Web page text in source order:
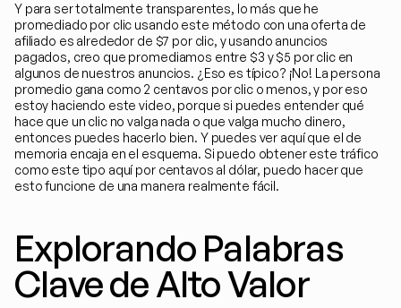
Y para ser totalmente transparentes, lo más que he
promediado por clic usando este método con una oferta de
afiliado es alrededor de $7 por clic, y usando anuncios
pagados, creo que promediamos entre $3 y $5 por clic en
algunos de nuestros anuncios. ¿Eso es típico? ¡No! La persona
promedio gana como 2 centavos por clic o menos, y por eso
estoy haciendo este video, porque si puedes entender qué
hace que un clic no valga nada o que valga mucho dinero,
entonces puedes hacerlo bien. Y puedes ver aquí que el de
memoria encaja en el esquema. Si puedo obtener este tráfico
como este tipo aquí por centavos al dólar, puedo hacer que
esto funcione de una manera realmente fácil.
Explorando Palabras
Clave de Alto Valor